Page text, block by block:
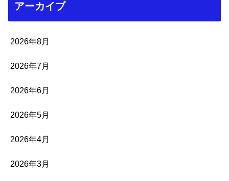
アーカイブ
2026年8月
2026年7月
2026年6月
2026年5月
2026年4月
2026年3月